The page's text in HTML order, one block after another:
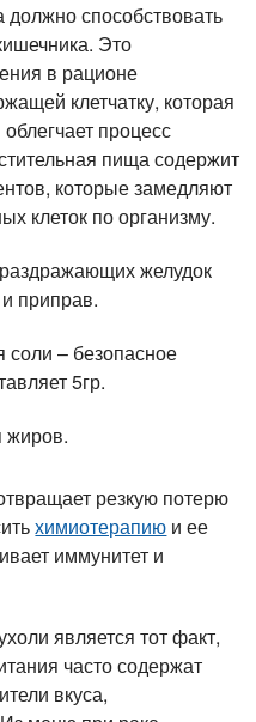
способствовать
Это
в рационе
клетчатку, которая
процесс
пища содержит
которые замедляют
клеток по организму.
желудок
приправ.
соли – безопасное
5гр.
жиров.
резкую потерю
химиотерапию и ее
иммунитет и
является тот факт,
часто содержат
вкуса,